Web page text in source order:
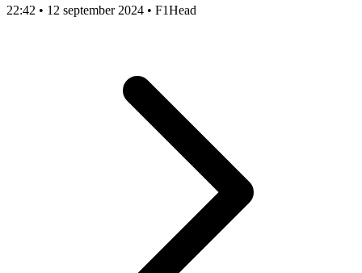
22:42 • 12 september 2024 • F1Head